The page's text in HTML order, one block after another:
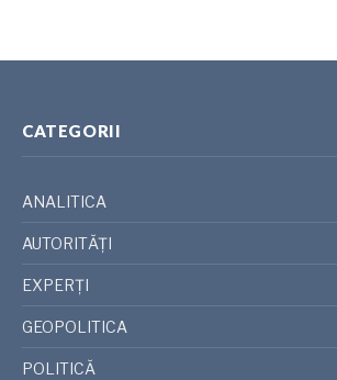
CATEGORII
ANALITICA
AUTORITĂȚI
EXPERȚI
GEOPOLITICA
POLITICĂ